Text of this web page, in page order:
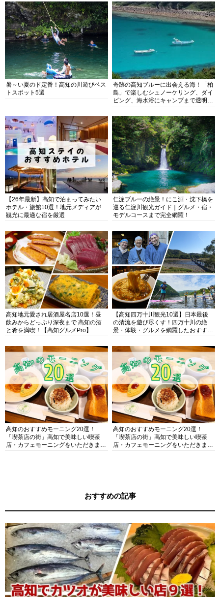
暑～い夏のド定番！高知の川遊びベス
トスポット5選
奇跡の高知ブルーに出会える海！「柏
島」で楽しむシュノーケリング、ダイ
ビング、海水浴にキャンプまで透明度
【26年最新】高知で泊まってみたい
ホテル・旅館10選！地元メディアが
観光に最適な宿を厳選
仁淀ブルーの絶景！にこ淵・沈下橋を
巡る仁淀川観光ガイド｜グルメ・宿・
モデルコースまで完全網羅！
高知地元愛され居酒屋名店10選！昼
飲みからどっぷり深夜まで 高知の酒
と肴を満喫！【高知グルメPro】
【高知四万十川観光10選】日本最後
の清流を遊び尽くす！四万十川の絶
景・体験・グルメを網羅したおすすめ
高知のおすすめモーニング20選！
「喫茶店の街」高知で美味しい喫茶
店・カフェモーニングをいただきま
高知のおすすめモーニング20選！
「喫茶店の街」高知で美味しい喫茶
店・カフェモーニングをいただきま
おすすめの記事